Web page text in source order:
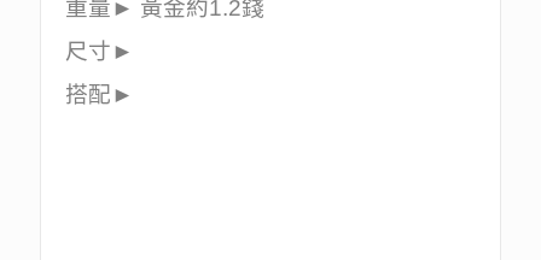
重量► 黃金約1.2錢
尺寸►
搭配►